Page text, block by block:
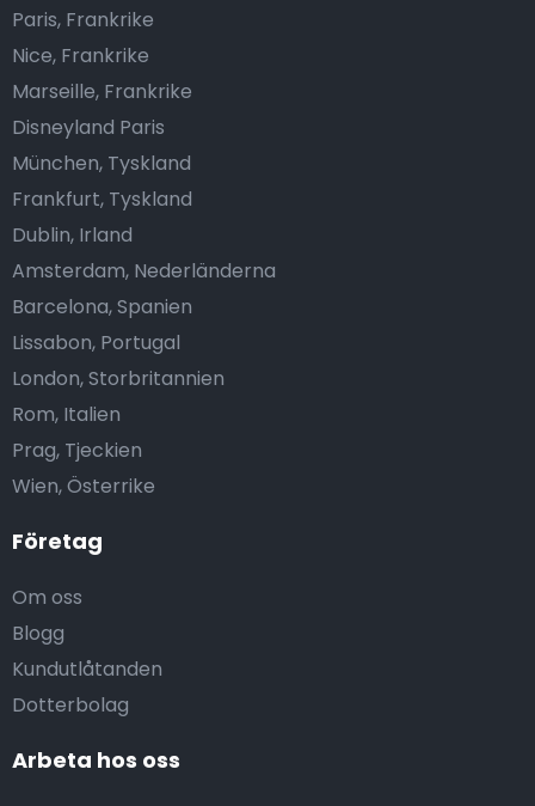
Företag
Om oss
Blogg
Kundutlåtanden
Dotterbolag
Arbeta hos oss
Paris, Frankrike
Nice, Frankrike
Marseille, Frankrike
Disneyland Paris
München, Tyskland
Frankfurt, Tyskland
Dublin, Irland
Amsterdam, Nederländerna
Barcelona, Spanien
Lissabon, Portugal
London, Storbritannien
Rom, Italien
Prag, Tjeckien
Wien, Österrike